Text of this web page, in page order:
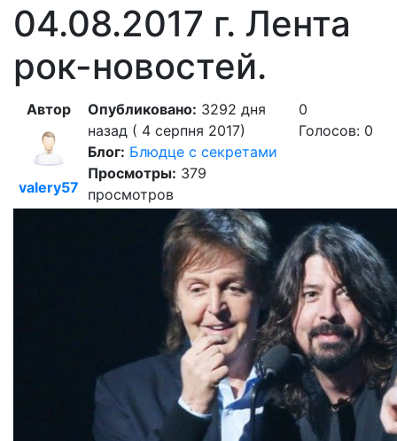
04.08.2017 г. Лента
рок-новостей.
Автор
valery57
Опубликовано: 3292 дня
назад ( 4 серпня 2017)
Блог: Блюдце с секретами
Просмотры: 379
просмотров
0
Голосов: 0